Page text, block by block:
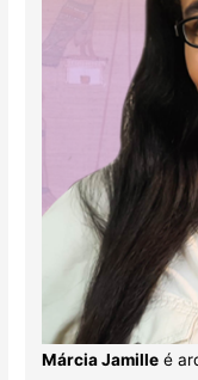
Márcia Jamilleé